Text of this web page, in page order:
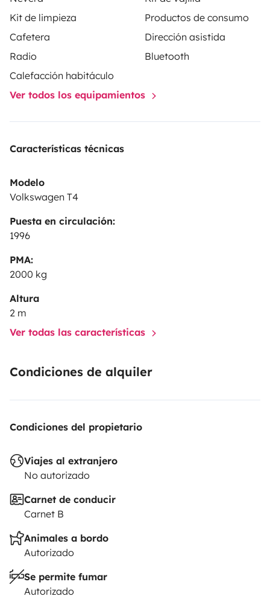
🔹 Motor y consumo de combustible:
• Motor diésel 1.9 TDI
• Consumo de combustible muy bajo ⛽ (ideal para
viajes largos)
💼 Condiciones de alquiler:
• Entrega en Santander
• Depósito de seguridad y contrato de alquiler final
• Vehículo limpio y totalmente equipado
• Horario flexible (consúltanos)
cualquier otro lugar que desees explorar.
aquí!
Kit de limpieza
Productos de consumo
Cafetera
Dirección asistida
Radio
Bluetooth
Calefacción habitáculo
Ver todos los equipamientos
Características técnicas
Modelo
Volkswagen T4
Puesta en circulación:
1996
PMA:
2000 kg
Altura
2 m
Ver todas las características
Condiciones de alquiler
Condiciones del propietario
Viajes al extranjero
No autorizado
Carnet de conducir
Carnet B
Animales a bordo
Autorizado
Se permite fumar
Autorizado